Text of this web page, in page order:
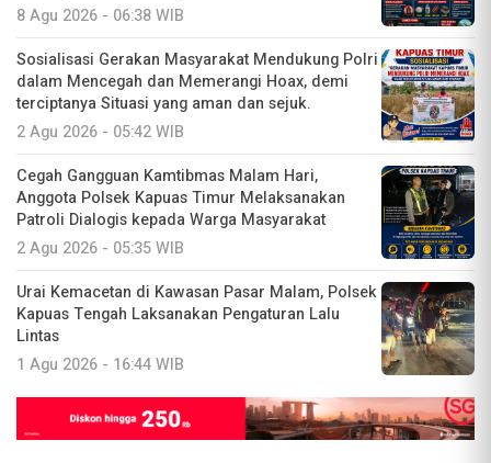
8 Agu 2026 - 06:38 WIB
Sosialisasi Gerakan Masyarakat Mendukung Polri
dalam Mencegah dan Memerangi Hoax, demi
terciptanya Situasi yang aman dan sejuk.
2 Agu 2026 - 05:42 WIB
Cegah Gangguan Kamtibmas Malam Hari,
Anggota Polsek Kapuas Timur Melaksanakan
Patroli Dialogis kepada Warga Masyarakat
2 Agu 2026 - 05:35 WIB
Urai Kemacetan di Kawasan Pasar Malam, Polsek
Kapuas Tengah Laksanakan Pengaturan Lalu
Lintas
1 Agu 2026 - 16:44 WIB